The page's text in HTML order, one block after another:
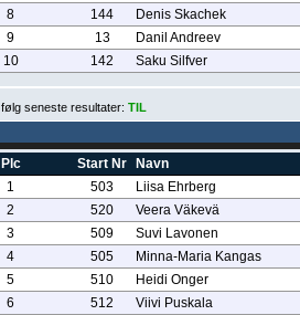
8
144
Denis Skachek
9
13
Danil Andreev
10
142 Saku Silfver
følg seneste resultater: TIL
Plc Start Nr
Navn
1
503
Liisa Ehrberg
2
520
Veera Väkevä
3
509
Suvi Lavonen
4
505
Minna-Maria Kangas
5
510
Heidi Onger
6
512
Viivi Puskala